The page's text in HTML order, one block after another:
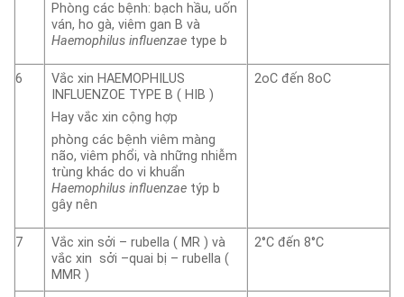
Phòng các bệnh: bạch hầu, uốn
ván, ho gà, viêm gan B và
Haemophilus influenzae type b
6
Vắc xin HAEMOPHILUS
INFLUENZOE TYPE B ( HIB )
Hay vắc xin cộng hợp
phòng các bệnh viêm màng
não, viêm phổi, và những nhiễm
trùng khác do vi khuẩn
Haemophilus influenzae týp b
gây nên
2oC đến 8oC
7
Vắc xin sởi – rubella ( MR ) và
vắc xin sởi –quai bị – rubella (
MMR )
2°C đến 8°C